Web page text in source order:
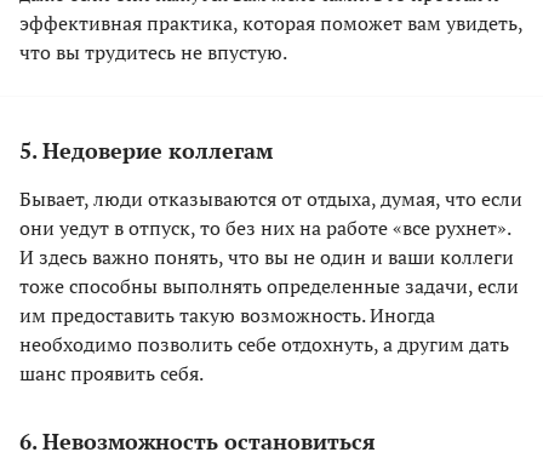
эффективная практика, которая поможет вам увидеть,
что вы трудитесь не впустую.
5. Недоверие коллегам
Бывает, люди отказываются от отдыха, думая, что если
они уедут в отпуск, то без них на работе «все рухнет».
И здесь важно понять, что вы не один и ваши коллеги
тоже способны выполнять определенные задачи, если
им предоставить такую возможность. Иногда
необходимо позволить себе отдохнуть, а другим дать
шанс проявить себя.
6. Невозможность остановиться